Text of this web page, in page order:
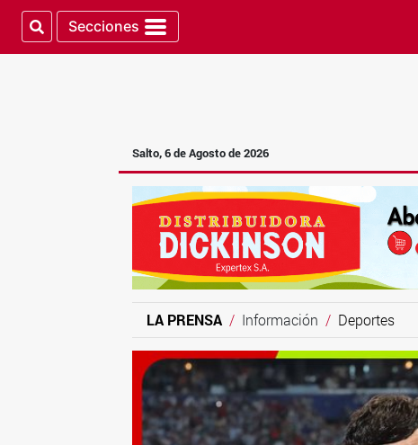
Secciones
Salto, 6 de Agosto de 2026
LA PRENSA Información Deportes